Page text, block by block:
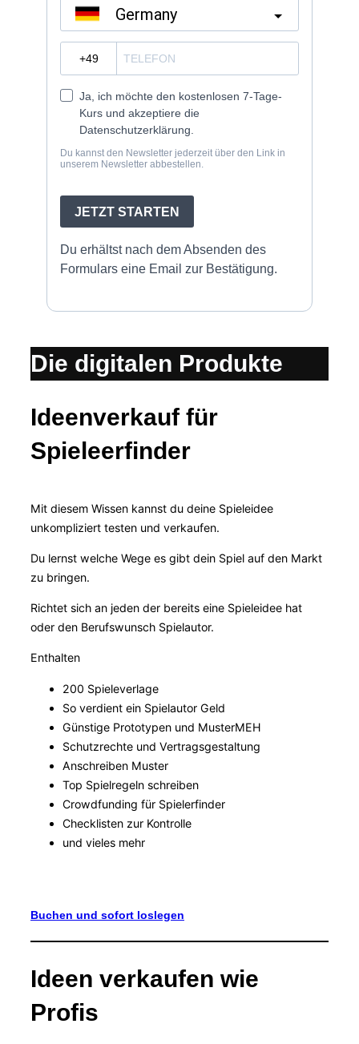
Die digitalen Produkte
Ideenverkauf für
Spieleerfinder
Mit diesem Wissen kannst du deine Spieleidee
unkompliziert testen und verkaufen.
Du lernst welche Wege es gibt dein Spiel auf den Markt
zu bringen.
Richtet sich an jeden der bereits eine Spieleidee hat
oder den Berufswunsch Spielautor.
Enthalten
200 Spieleverlage
So verdient ein Spielautor Geld
Günstige Prototypen und MusterMEH
Schutzrechte und Vertragsgestaltung
Anschreiben Muster
Top Spielregeln schreiben
Crowdfunding für Spielerfinder
Checklisten zur Kontrolle
und vieles mehr
Buchen und sofort loslegen
Ideen verkaufen wie
Profis